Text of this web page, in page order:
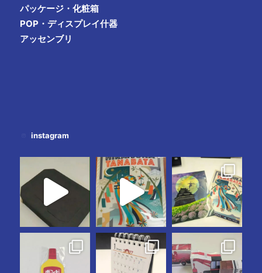
パッケージ・化粧箱
POP・ディスプレイ什器
アッセンブリ
instagram